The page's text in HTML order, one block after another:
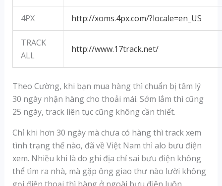
4PX http://xoms.4px.com/?locale=en_US
TRACK
ALL
http://www.17track.net/
Theo Cường, khi bạn mua hàng thì chuẩn bị tâm lý
30 ngày nhận hàng cho thoải mái. Sớm lắm thì cũng
25 ngày, track liên tục cũng không cần thiết.
Chỉ khi hơn 30 ngày mà chưa có hàng thì track xem
tình trạng thế nào, đã về Việt Nam thì alo bưu điện
xem. Nhiều khi là do ghi địa chỉ sai bưu điện không
thể tìm ra nhà, mà gặp ông giao thư nào lười không